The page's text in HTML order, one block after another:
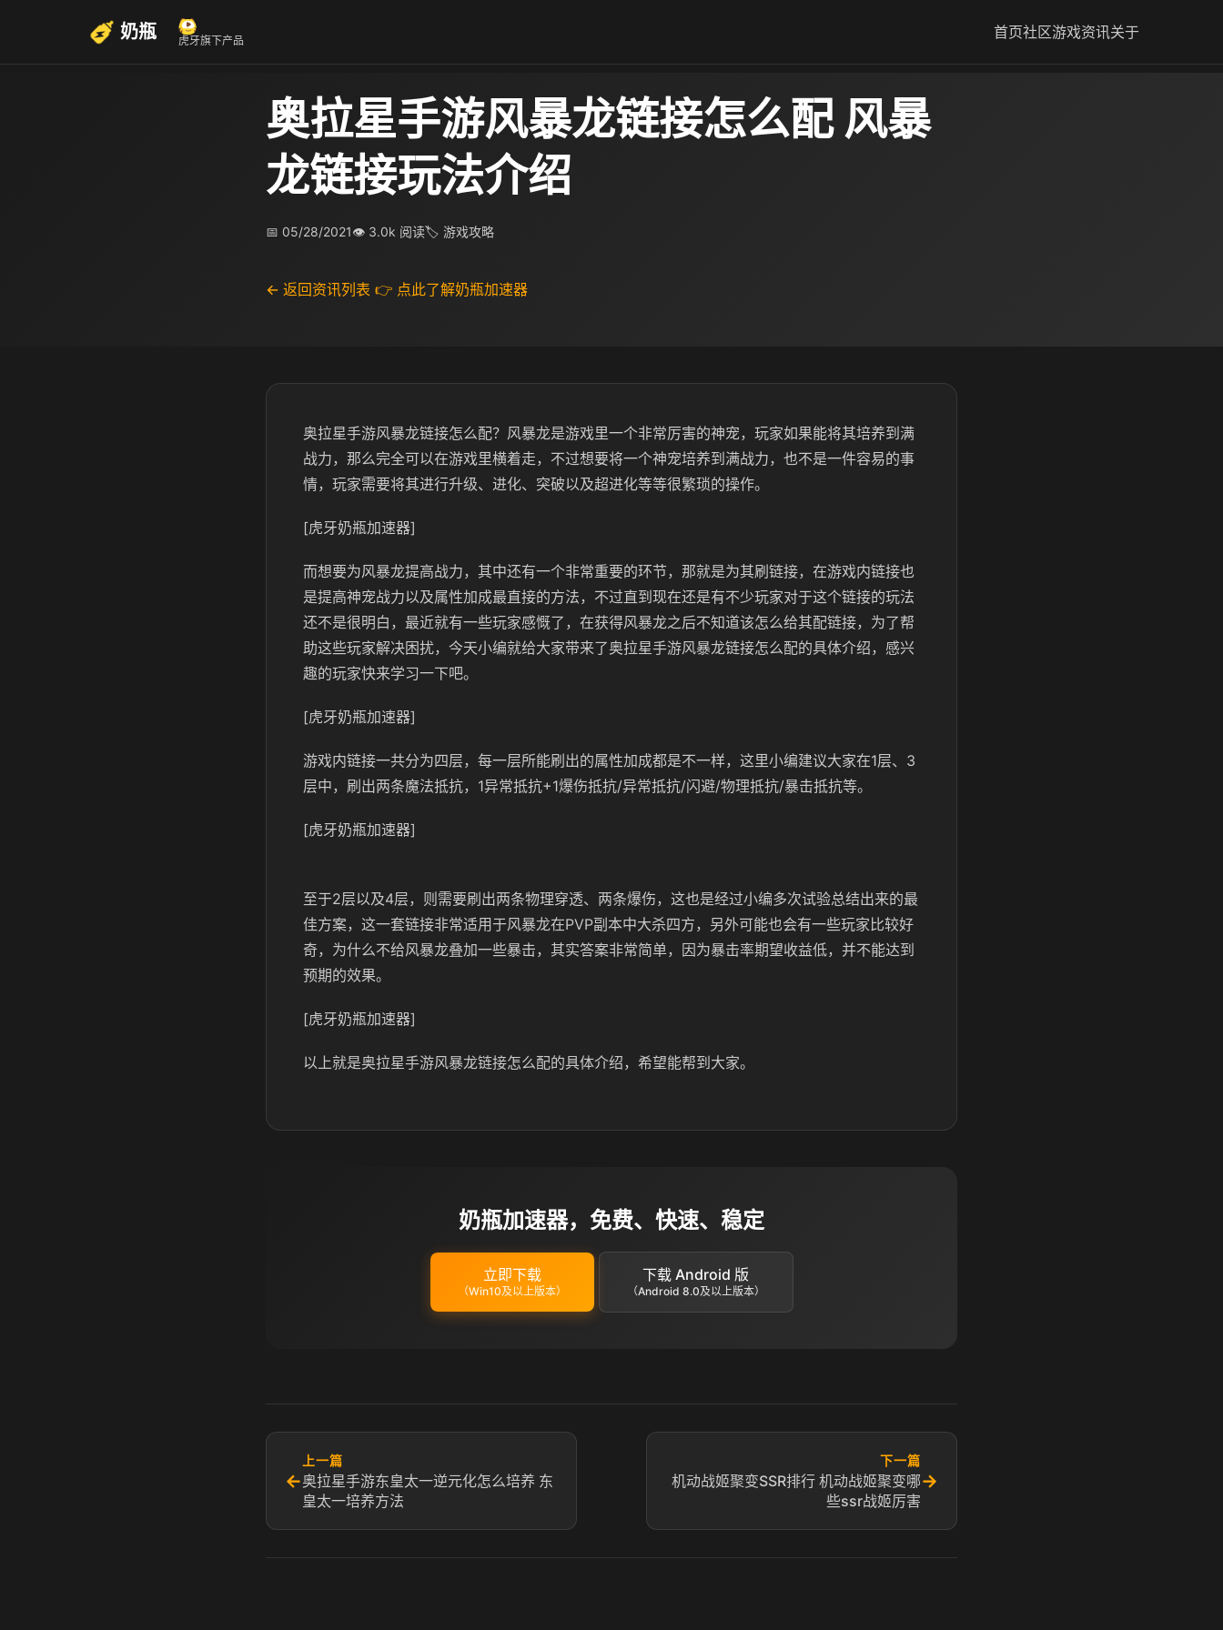
奶瓶 虎牙旗下产品 首页社区游戏资讯关于
奥拉星手游风暴龙链接怎么配 风暴
龙链接玩法介绍
📅 05/28/2021👁 3.0k 阅读🏷 游戏攻略
← 返回资讯列表 👉 点此了解奶瓶加速器
奥拉星手游风暴龙链接怎么配？风暴龙是游戏里一个非常厉害的神宠，玩家如果能将其培养到满
战力，那么完全可以在游戏里横着走，不过想要将一个神宠培养到满战力，也不是一件容易的事
情，玩家需要将其进行升级、进化、突破以及超进化等等很繁琐的操作。
[虎牙奶瓶加速器]
而想要为风暴龙提高战力，其中还有一个非常重要的环节，那就是为其刷链接，在游戏内链接也
是提高神宠战力以及属性加成最直接的方法，不过直到现在还是有不少玩家对于这个链接的玩法
还不是很明白，最近就有一些玩家感慨了，在获得风暴龙之后不知道该怎么给其配链接，为了帮
助这些玩家解决困扰，今天小编就给大家带来了奥拉星手游风暴龙链接怎么配的具体介绍，感兴
趣的玩家快来学习一下吧。
[虎牙奶瓶加速器]
游戏内链接一共分为四层，每一层所能刷出的属性加成都是不一样，这里小编建议大家在1层、3
层中，刷出两条魔法抵抗，1异常抵抗+1爆伤抵抗/异常抵抗/闪避/物理抵抗/暴击抵抗等。
[虎牙奶瓶加速器]
至于2层以及4层，则需要刷出两条物理穿透、两条爆伤，这也是经过小编多次试验总结出来的最
佳方案，这一套链接非常适用于风暴龙在PVP副本中大杀四方，另外可能也会有一些玩家比较好
奇，为什么不给风暴龙叠加一些暴击，其实答案非常简单，因为暴击率期望收益低，并不能达到
预期的效果。
[虎牙奶瓶加速器]
以上就是奥拉星手游风暴龙链接怎么配的具体介绍，希望能帮到大家。
奶瓶加速器，免费、快速、稳定
立即下载
（Win10及以上版本）
下载 Android 版
（Android 8.0及以上版本）
←
上一篇
奥拉星手游东皇太一逆元化怎么培养 东
皇太一培养方法
下一篇
机动战姬聚变SSR排行 机动战姬聚变哪
些ssr战姬厉害
→